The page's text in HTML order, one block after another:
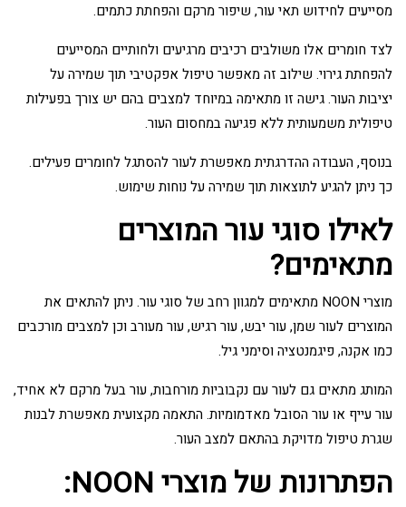
מסייעים לחידוש תאי עור, שיפור מרקם והפחתת כתמים.
לצד חומרים אלו משולבים רכיבים מרגיעים ולחותיים המסייעים
להפחתת גירוי. שילוב זה מאפשר טיפול אפקטיבי תוך שמירה על
יציבות העור. גישה זו מתאימה במיוחד למצבים בהם יש צורך בפעילות
טיפולית משמעותית ללא פגיעה במחסום העור.
בנוסף, העבודה ההדרגתית מאפשרת לעור להסתגל לחומרים פעילים.
כך ניתן להגיע לתוצאות תוך שמירה על נוחות שימוש.
לאילו סוגי עור המוצרים
מתאימים?
מוצרי NOON מתאימים למגוון רחב של סוגי עור. ניתן להתאים את
המוצרים לעור שמן, עור יבש, עור רגיש, עור מעורב וכן למצבים מורכבים
כמו אקנה, פיגמנטציה וסימני גיל.
המותג מתאים גם לעור עם נקבוביות מורחבות, עור בעל מרקם לא אחיד,
עור עייף או עור הסובל מאדמומיות. התאמה מקצועית מאפשרת לבנות
שגרת טיפול מדויקת בהתאם למצב העור.
הפתרונות של מוצרי NOON: